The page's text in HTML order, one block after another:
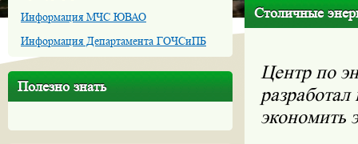
Информация МЧС ЮВАО
Информация Департамента ГОЧСиПБ
Полезно знать
Столичные
Центр по
экономить